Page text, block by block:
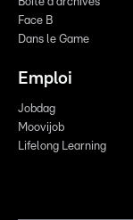
Face B
Dans le Game
Emploi
Jobdag
Moovijob
Lifelong Learning